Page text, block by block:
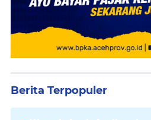
Berita Terpopuler